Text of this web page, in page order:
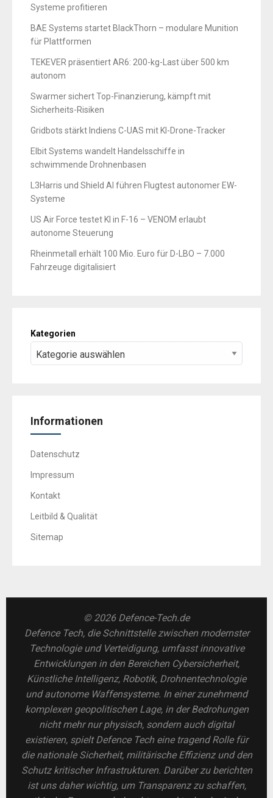
Systeme profitieren
BAE Systems startet BlackThorn – modulare Munition
für Plattformen
TEKEVER präsentiert AR6: 200-kg-Last über 500 km
autonom
Swarmer sichert Top-Finanzierung, kämpft mit
Sicherheits-Risiken
Gridbots stärkt Indiens C-UAS mit KI-Drone-Tracker
Elbit Systems wandelt Handelsschiffe in
schwimmende Drohnenbasen
L3Harris und Shield AI führen Flugtest autonomer EW-
Systeme
US Air Force testet KI in F-16 – VENOM erlaubt
autonome Steuerung
Rheinmetall erhält 100 Mio. Euro für D-LBO – 7.000
Fahrzeuge digitalisiert
Kategorien
Informationen
Datenschutz
Impressum
Kontakt
Leitbild & Qualität
Sitemap
© 2026 Defence-Tech.de
Defence Tech, die Schnittstelle zwischen modernster
Technologie und Verteidigung, umfasst innovative
Entwicklungen in den Bereichen Cybersicherheit,
Künstliche Intelligenz, Robotik, Drohnentechnologie
und autonome Waffensysteme. In einer zunehmend
komplexen geopolitischen Lage, in der Bedrohungen
nicht mehr nur physisch, sondern auch digital
existieren, spielt Defence Tech eine tragend Rolle für
die nationale Sicherheit, militärische Effizienz und den
Schutz kritischer Infrastrukturen. Darüber zu berichten
ist uns daher wichtig, um Transparenz zu schaffen,